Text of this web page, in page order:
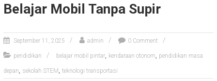
Belajar Mobil Tanpa Supir
September 11, 2025 admin 0 Comment
pendidikan belajar mobil pintar, kendaraan otonom, pendidikan masa
depan, sekolah STEM , teknologi transportasi